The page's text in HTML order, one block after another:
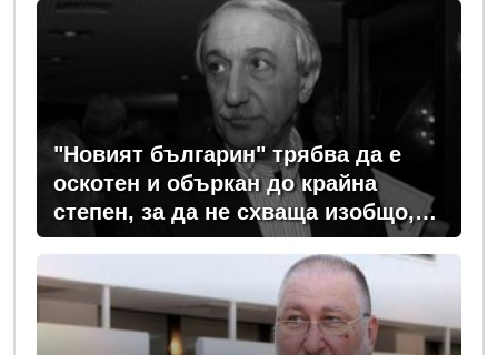
"Новият българин" трябва да е
оскотен и объркан до крайна
степен, за да не схваща изобщо,
какви хора се упражняват с него